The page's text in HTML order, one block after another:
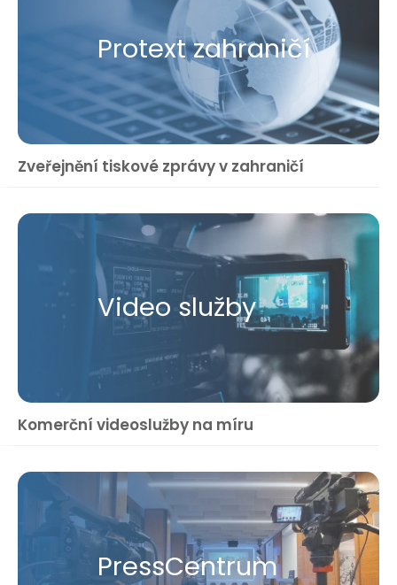
Protext zahraničí
Zveřejnění tiskové zprávy v zahraničí
Video služby
Komerční videoslužby na míru
Press​Centrum